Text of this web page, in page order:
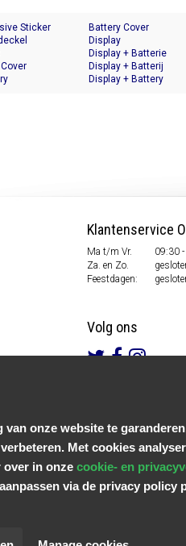
Sticker
Battery Cover
Display
Display + Batterie
Display + Batterij
Display + Battery
Klantenservice
Ma t/m Vr.
09:30
Za. en Zo.
Feestdagen:
Volg ons
onze website te
Met cookies
over in onze cookie- en
via de privacy policy